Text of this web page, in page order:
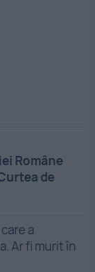
Române
de
a
Ar fi murit în